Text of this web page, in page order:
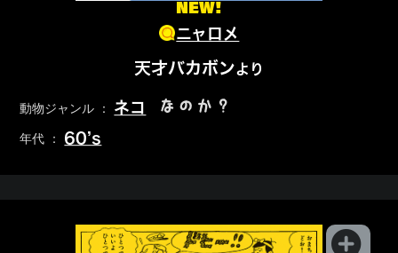
NEW!
ニャロメ
天才バカボンより
動物ジャンル ： ネコ なのか？
年代 ： 60’s